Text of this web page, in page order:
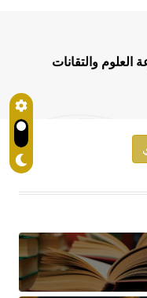
العلوم والتقانات